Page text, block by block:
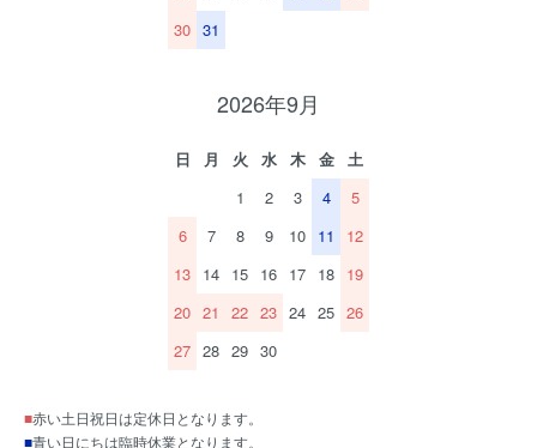
30 31
2026年9月
日 月 火 水 木 金
土
1
2 3 4
5
6
7 8 9 10 11
12
13 14 15 16 17 18 19
20 21 22 23 24 25 26
27 28 29 30
■赤い土日祝日は定休日となります。
■青い日にちは臨時休業となります。